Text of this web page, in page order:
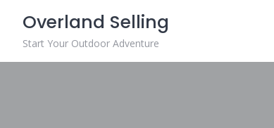
content
Overland Selling
Start Your Outdoor Adventure